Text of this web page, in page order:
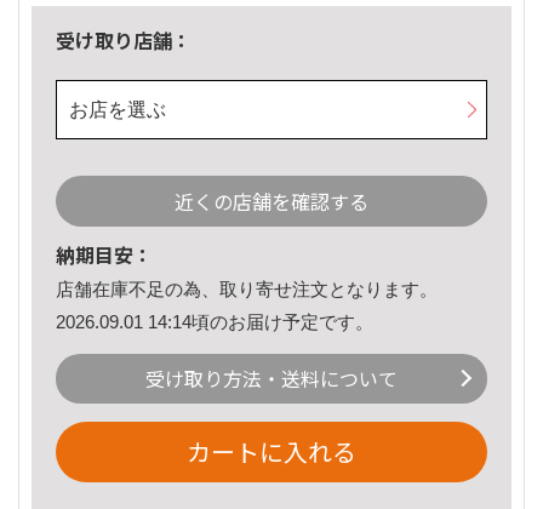
受け取り店舗：
お店を選ぶ
近くの店舗を確認する
納期目安：
店舗在庫不足の為、取り寄せ注文となります。
2026.09.01 14:14頃のお届け予定です。
受け取り方法・送料について
カートに入れる